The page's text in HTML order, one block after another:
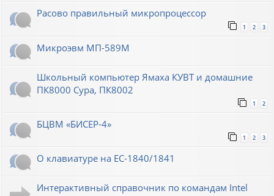
Расово правильный микропроцессор
1 2 3
Микроэвм МП-589М
Школьный компьютер Ямаха КУВТ и домашние
ПК8000 Сура, ПК8002
1 2
БЦВМ «БИСЕР-4»
1 2 3
О клавиатуре на ЕС-1840/1841
Интерактивный справочник по командам Intel